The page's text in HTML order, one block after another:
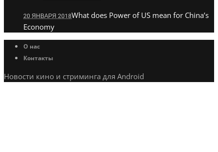
20 ЯНВАРЯ 2018What does Power of US mean for China’s
Economy
О нас
Контакты
Новости кино и стриминга для Android